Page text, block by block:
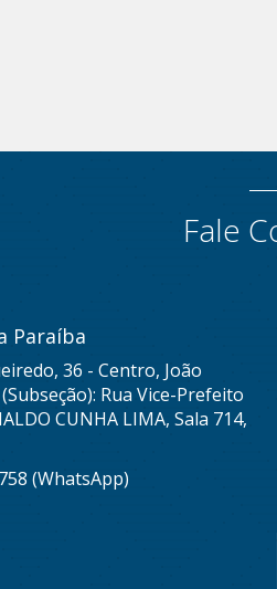
Fale
Paraíba
36 - Centro, João
Rua Vice-Prefeito
CUNHA LIMA, Sala 714,
(WhatsApp)